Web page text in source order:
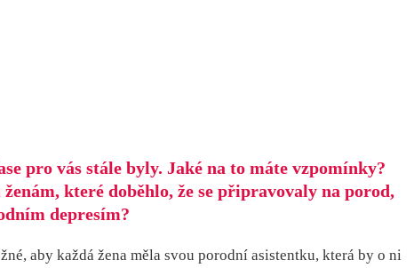
pro vás stále byly. Jaké na to máte vzpomínky?
které doběhlo, že se připravovaly na porod,
depresím?
aby každá žena měla svou porodní asistentku, která by o ni